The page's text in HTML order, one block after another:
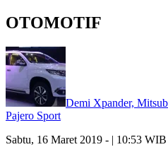
OTOMOTIF
Demi Xpander,
Pajero Sport
Sabtu, 16 Maret 2019 - | 10:53 WIB